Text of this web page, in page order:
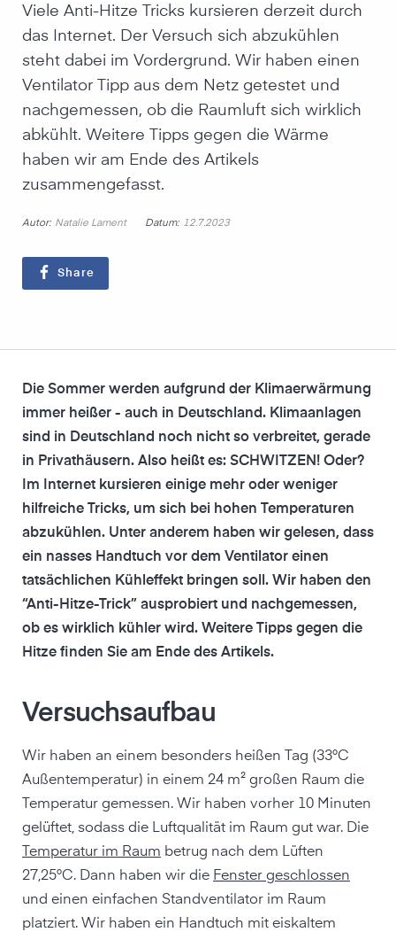
Viele Anti-Hitze Tricks kursieren derzeit durch
das Internet. Der Versuch sich abzukühlen
steht dabei im Vordergrund. Wir haben einen
Ventilator Tipp aus dem Netz getestet und
nachgemessen, ob die Raumluft sich wirklich
abkühlt. Weitere Tipps gegen die Wärme
haben wir am Ende des Artikels
zusammengefasst.
Autor: Natalie Lament Datum: 12.7.2023
Share
Die Sommer werden aufgrund der Klimaerwärmung
immer heißer - auch in Deutschland. Klimaanlagen
sind in Deutschland noch nicht so verbreitet, gerade
in Privathäusern. Also heißt es: SCHWITZEN! Oder?
Im Internet kursieren einige mehr oder weniger
hilfreiche Tricks, um sich bei hohen Temperaturen
abzukühlen. Unter anderem haben wir gelesen, dass
ein nasses Handtuch vor dem Ventilator einen
tatsächlichen Kühleffekt bringen soll. Wir haben den
“Anti-Hitze-Trick” ausprobiert und nachgemessen,
ob es wirklich kühler wird. Weitere Tipps gegen die
Hitze finden Sie am Ende des Artikels.
Versuchsaufbau
Wir haben an einem besonders heißen Tag (33°C
Außentemperatur) in einem 24 m² großen Raum die
Temperatur gemessen. Wir haben vorher 10 Minuten
gelüftet, sodass die Luftqualität im Raum gut war. Die
Temperatur im Raum betrug nach dem Lüften
27,25°C. Dann haben wir die Fenster geschlossen
und einen einfachen Standventilator im Raum
platziert. Wir haben ein Handtuch mit eiskaltem